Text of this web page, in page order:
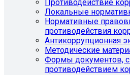
Противодействие
Локальные
Нормативные
противодействия
Антикоррупционная
Методические
Формы документов,
противодействием